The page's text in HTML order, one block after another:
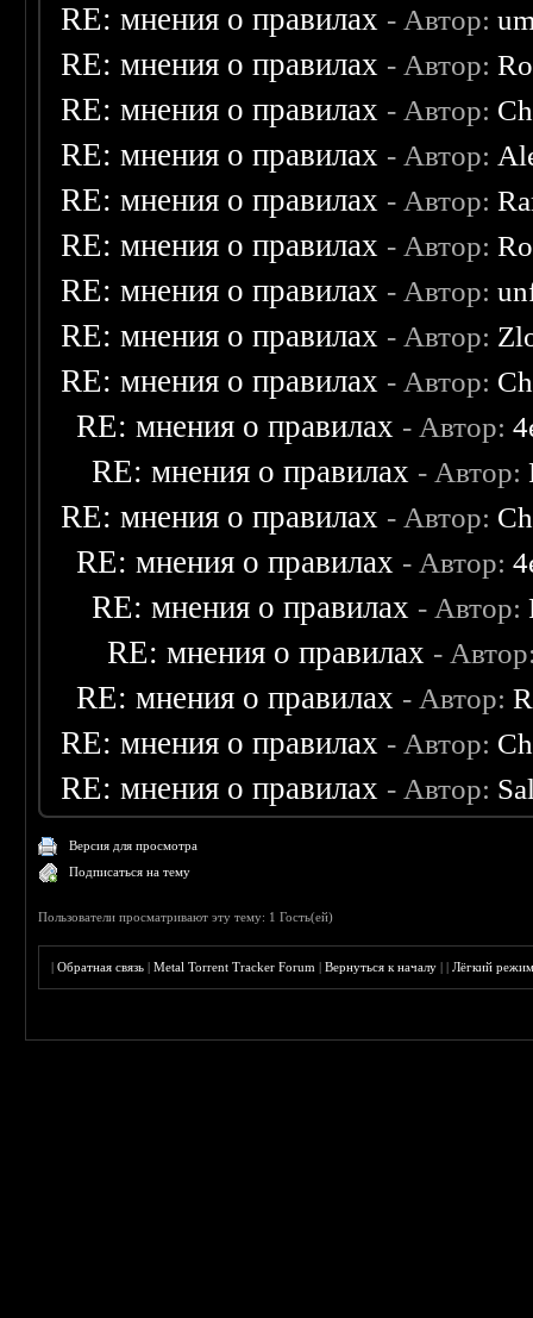
RE: мнения о правилах - Автор:
RE: мнения о правилах - Автор:
RE: мнения о правилах - Автор:
RE: мнения о правилах - Автор:
RE: мнения о правилах - Автор:
RE: мнения о правилах - Автор:
RE: мнения о правилах - Автор:
RE: мнения о правилах - Автор:
RE: мнения о правилах - Автор:
RE: мнения о правилах - Автор:
RE: мнения о правилах - Автор:
RE: мнения о правилах - Автор:
RE: мнения о правилах - Автор:
RE: мнения о правилах - Автор:
RE: мнения о правилах -
RE: мнения о правилах - Автор:
RE: мнения о правилах - Автор:
RE: мнения о правилах - Автор:
Версия для просмотра
Подписаться на тему
Пользователи просматривают эту тему: 1 Гость(ей)
|Обратная связь |Metal Torrent Tracker Forum |Вернуться к началу ||Лёгкий